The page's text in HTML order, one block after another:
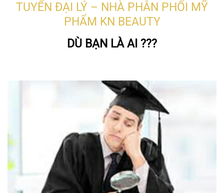
TUYỂN ĐẠI LÝ – NHÀ PHÂN PHỐI MỸ
PHẨM KN BEAUTY
DÙ BẠN LÀ AI ???